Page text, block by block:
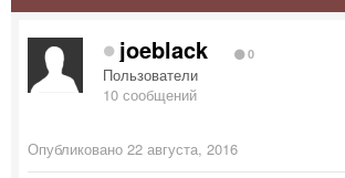
joeblack 0
Пользователи
10 сообщений
Опубликовано 22 августа, 2016